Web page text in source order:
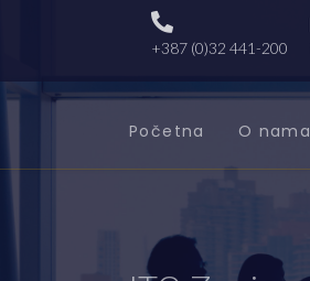
+387 (0)32 441-200
Početna O nama